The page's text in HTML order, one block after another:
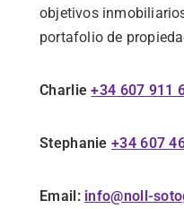
objetivos
portafoliode
Charlie+34 607 911
Stephanie+34 607
Email: info@noll-